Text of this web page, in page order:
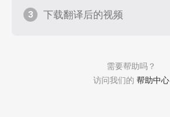
需要帮助吗？
访问我们的 帮助中心
3 下载翻译后的视频